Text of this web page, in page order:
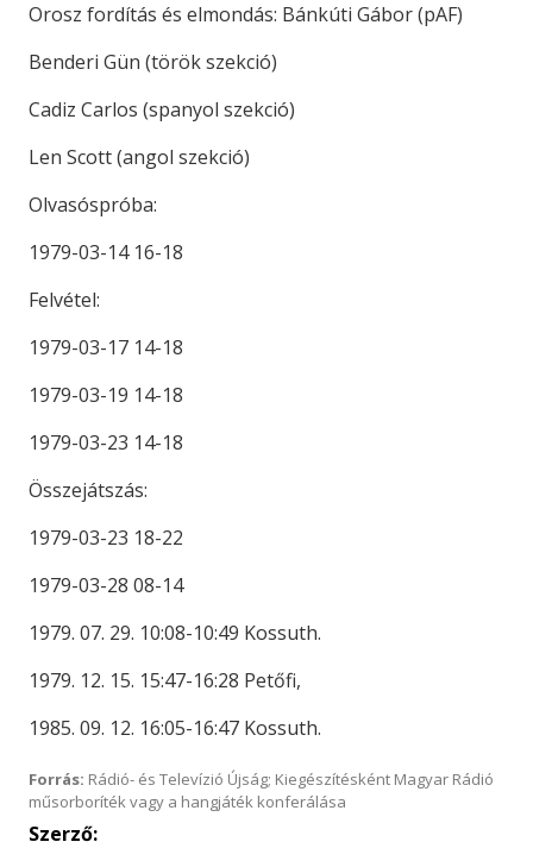
Orosz fordítás és elmondás: Bánkúti Gábor (pAF)
Benderi Gün (török szekció)
Cadiz Carlos (spanyol szekció)
Len Scott (angol szekció)
Olvasóspróba:
1979-03-14 16-18
Felvétel:
1979-03-17 14-18
1979-03-19 14-18
1979-03-23 14-18
Összejátszás:
1979-03-23 18-22
1979-03-28 08-14
1979. 07. 29. 10:08-10:49 Kossuth.
1979. 12. 15. 15:47-16:28 Petőfi,
1985. 09. 12. 16:05-16:47 Kossuth.
Forrás: Rádió- és Televízió Újság; Kiegészítésként Magyar Rádió
műsorboríték vagy a hangjáték konferálása
Szerző: